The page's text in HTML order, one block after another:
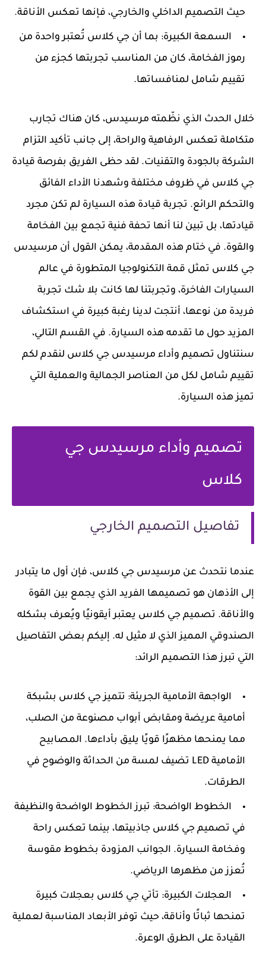
حيث التصميم الداخلي والخارجي، فإنها تعكس الأناقة.
السمعة الكبيرة: بما أن جي كلاس تُعتبر واحدة من
رموز الفخامة، كان من المناسب تجربتها كجزء من
تقييم شامل لمنافساتها.
خلال الحدث الذي نظّمته مرسيدس، كان هناك تجارب
متكاملة تعكس الرفاهية والراحة، إلى جانب تأكيد التزام
الشركة بالجودة والتقنيات. لقد حظى الفريق بفرصة قيادة
جي كلاس في ظروف مختلفة وشهدنا الأداء الفائق
والتحكم الرائع. تجربة قيادة هذه السيارة لم تكن مجرد
قيادتها، بل تبين لنا أنها تحفة فنية تجمع بين الفخامة
والقوة. في ختام هذه المقدمة، يمكن القول أن مرسيدس
جي كلاس تمثل قمة التكنولوجيا المتطورة في عالم
السيارات الفاخرة، وتجربتنا لها كانت بلا شك تجربة
فريدة من نوعها، أنتجت لدينا رغبة كبيرة في استكشاف
المزيد حول ما تقدمه هذه السيارة. في القسم التالي،
سنتناول تصميم وأداء مرسيدس جي كلاس لنقدم لكم
تقييم شامل لكل من العناصر الجمالية والعملية التي
تميز هذه السيارة.
تصميم وأداء مرسيدس جي
كلاس
تفاصيل التصميم الخارجي
عندما نتحدث عن مرسيدس جي كلاس، فإن أول ما يتبادر
إلى الأذهان هو تصميمها الفريد الذي يجمع بين القوة
والأناقة. تصميم جي كلاس يعتبر أيقونيًا ويُعرف بشكله
الصندوقي المميز الذي لا مثيل له. إليكم بعض التفاصيل
التي تبرز هذا التصميم الرائد:
الواجهة الأمامية الجريئة: تتميز جي كلاس بشبكة
أمامية عريضة ومقابض أبواب مصنوعة من الصلب،
مما يمنحها مظهرًا قويًا يليق بأداءها. المصابيح
الأمامية LED تضيف لمسة من الحداثة والوضوح في
الطرقات.
الخطوط الواضحة: تبرز الخطوط الواضحة والنظيفة
في تصميم جي كلاس جاذبيتها، بينما تعكس راحة
وفخامة السيارة. الجوانب المزودة بخطوط مقوسة
تُعزز من مظهرها الرياضي.
العجلات الكبيرة: تأتي جي كلاس بعجلات كبيرة
تمنحها ثباتًا وأناقة، حيث توفر الأبعاد المناسبة لعملية
القيادة على الطرق الوعرة.